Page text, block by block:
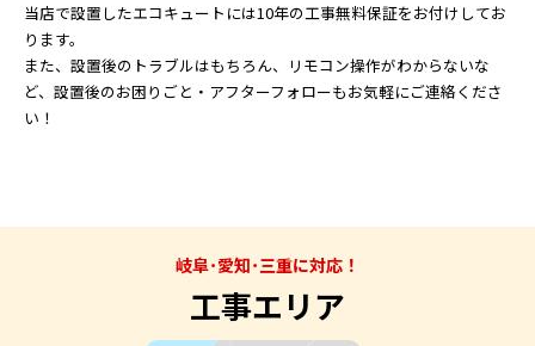
当店で設置したエコキュートには10年の工事無料保証をお付けしてお
ります。
また、設置後のトラブルはもちろん、リモコン操作がわからないな
ど、設置後のお困りごと・アフターフォローもお気軽にご連絡くださ
い！
岐阜･愛知･三重に対応！
工事エリア